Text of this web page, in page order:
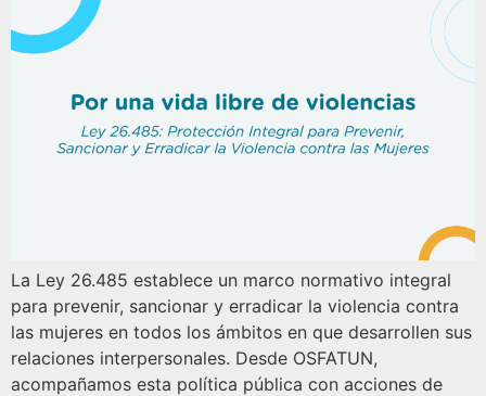
La Ley 26.485 establece un marco normativo integral
para prevenir, sancionar y erradicar la violencia contra
las mujeres en todos los ámbitos en que desarrollen sus
relaciones interpersonales. Desde OSFATUN,
acompañamos esta política pública con acciones de